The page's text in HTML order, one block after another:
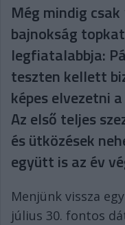
Még mindig
bajnokság
legfiatalabbja:
teszten kellett
képes elvezetni
Az első teljes
és ütközések
együtt is az év
Menjünk vissza
július 30. fontos